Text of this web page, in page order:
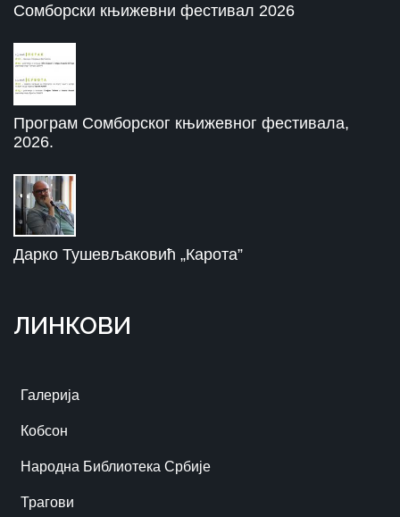
Сомборски књижевни фестивал 2026
Програм Сомборског књижевног фестивала,
2026.
Дарко Тушевљаковић „Карота”
ЛИНКОВИ
Галерија
Кобсон
Народна Библиотека Србије
Трагови